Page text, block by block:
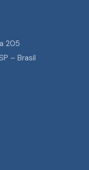
205
– Brasil